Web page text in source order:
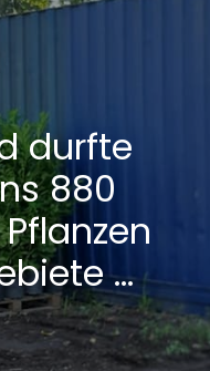
durfte
880
…